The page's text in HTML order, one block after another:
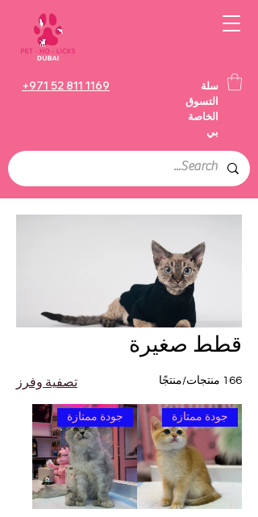
+971 52 811 1169
سلة
التسوق
الخاصة
بي
قطط صغيرة
166 منتجات/منتجًا تصفية وفرز
جودة ممتازة جودة ممتازة